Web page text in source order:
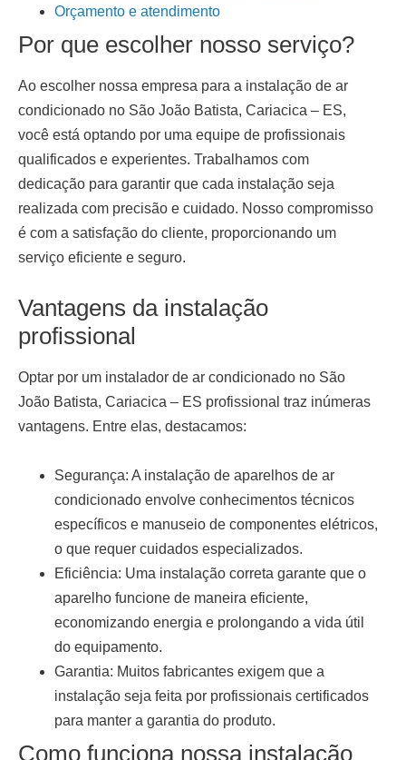
Orçamento e atendimento
Por que escolher nosso serviço?
Ao escolher nossa empresa para a instalação de ar
condicionado no São João Batista, Cariacica – ES,
você está optando por uma equipe de profissionais
qualificados e experientes. Trabalhamos com
dedicação para garantir que cada instalação seja
realizada com precisão e cuidado. Nosso compromisso
é com a satisfação do cliente, proporcionando um
serviço eficiente e seguro.
Vantagens da instalação
profissional
Optar por um instalador de ar condicionado no São
João Batista, Cariacica – ES profissional traz inúmeras
vantagens. Entre elas, destacamos:
Segurança: A instalação de aparelhos de ar
condicionado envolve conhecimentos técnicos
específicos e manuseio de componentes elétricos,
o que requer cuidados especializados.
Eficiência: Uma instalação correta garante que o
aparelho funcione de maneira eficiente,
economizando energia e prolongando a vida útil
do equipamento.
Garantia: Muitos fabricantes exigem que a
instalação seja feita por profissionais certificados
para manter a garantia do produto.
Como funciona nossa instalação